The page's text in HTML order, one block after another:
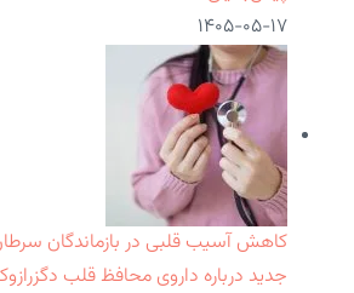
۱۴۰۵-۰۵-۱۷
کاهش آسیب قلبی در بازماندگان